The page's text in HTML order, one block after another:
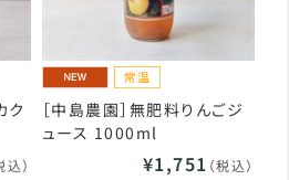
ク
込）
［中島農園］無肥料りんごジ
ュース 1000ml
¥1,751 （税込）